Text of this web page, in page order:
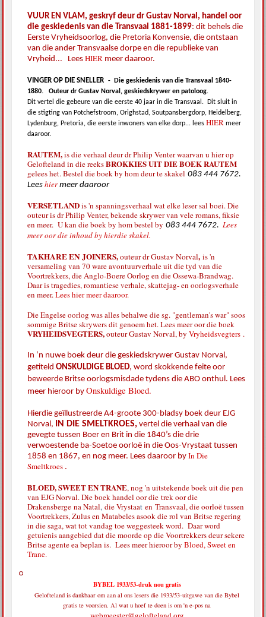
VUUR EN VLAM, geskryf deur dr Gustav Norval, handel oor
die geskiedenis van die Transvaal 1881-1899: dit behels die
Eerste Vryheidsoorlog, die Pretoria Konvensie, die ontstaan
van die ander Transvaalse dorpe en die republieke van
Vryheid... Lees HIER meer daaroor.
VINGER OP DIE SNELLER -
Die geskiedenis van die Transvaal 1840-
1880.Outeur dr Gustav Norval, geskiedskrywer en patoloog.
Dit vertel die gebeure van die eerste 40 jaar in die Transvaal.
Dit sluit in
die stigting van Potchefstroom, Orighstad, Soutpansbergdorp, Heidelberg,
Lydenburg, Pretoria, die eerste inwoners van elke dorp... leesHIER meer
daaroor.
RAUTEM,is die verhaal deur dr Philip Venter waarvan u hier op
Gelofteland in die reeksBROKKIES UIT DIE BOEK RAUTEM
gelees het. Bestel die boek by hom deur te skakel083 444 7672.
Leeshiermeer daaroor
VERSETLANDis 'n spanningsverhaal wat elke leser sal boei. Die
outeur is dr Philip Venter, bekende skrywer van vele romans, fiksie
en meer. U kan die boek by hom bestel by083 444 7672.Lees
meer oor die inhoud by hierdie skakel.
TAKHARE EN JOINERS,outeur dr Gustav Norval, is 'n
versameling van 70 ware avontuurverhale uit die tyd van die
Voortrekkers, die Anglo-Boere Oorlog en die Ossewa-Brandwag.
Daar is tragedies, romantiese verhale, skattejag- en oorlogsverhale
en meer.Lees hier meer daaroor.
Die Engelse oorlog was alles behalwe die sg. "gentleman's war" soos
sommige Britse skrywers dit genoem het. Lees meer oor die boek
VRYHEIDSVEGTERS,outeur Gustav Norval, byVryheidsvegters .
In ‘n nuwe boek deur die geskiedskrywer Gustav Norval,
getiteldONSKULDIGE BLOED, word skokkende feite oor
beweerde Britse oorlogsmisdade tydens die ABO onthul. Lees
meer hieroor byOnskuldige Bloed.
Hierdie geïllustreerde A4-groote 300-bladsy boek deur EJG
Norval,
IN DIE SMELTKROES, vertel die verhaal van die
gevegte tussen Boer en Brit in die 1840’s die drie
verwoestende ba-Soetoe oorloë in die Oos-Vrystaat tussen
1858 en 1867, en nog meer. Lees daaroor byIn Die
Smeltkroes .
BLOED, SWEET EN TRANE, nog 'n uitstekende boek uit die pen
van EJG Norval. Die boek handel oor dietrek oor die
Drakensbergena Natal,die Vrystaat enTransvaal, die oorloë tussen
Voortrekkers, Zulus en Matabeles asook die rol van Britse regering
in die saga, wat tot vandag toe weggesteek word. Daar word
getuienis aangebied dat die moorde op die Voortrekkers deur sekere
Britse agente ea beplan is. Lees meer hieroor byBloed, Sweet en
Trane.
BYBEL 1933/53-druk nou gratis
Gelofteland is dankbaar om aan al ons lesers die 1933/53-uitgawe van die Bybel
gratis te voorsien. Al wat u hoef te doen is om 'n e-pos na